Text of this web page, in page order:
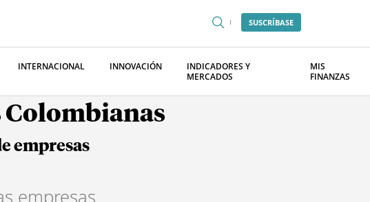
SUSCRÍBASE
INTERNACIONAL INNOVACIÓN
INDICADORES Y
MERCADOS
MIS
FINANZAS
Colombianas
empresas